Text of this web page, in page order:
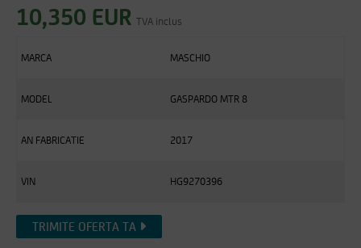
10,350 EUR TVA inclus
MARCA MASCHIO
MODEL GASPARDO MTR 8
AN FABRICATIE 2017
VIN HG9270396
TRIMITE OFERTA TA